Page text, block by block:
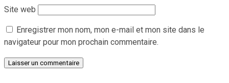
Site web
Enregistrer mon nom, mon e-mail et mon site dans le
navigateur pour mon prochain commentaire.